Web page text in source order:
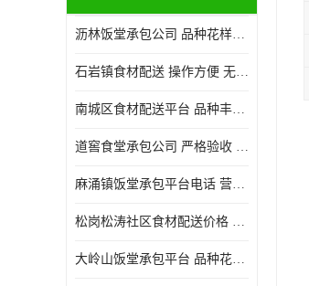
沥林饭堂承包公司 品种花样丰富 提高员工饮食质量
石岩镇食材配送 操作方便 无需亲自管理
南城区食材配送平台 品种丰富 配送时间较短
道窖食堂承包公司 严格验收 维持供膳品质稳定
麻涌镇饭堂承包平台电话 营养均衡 定期推出新菜式
松岗松涛社区食材配送价格 搭配均匀 菜式品种类别多
大岭山饭堂承包平台 品种花样丰富 定期推出新菜式